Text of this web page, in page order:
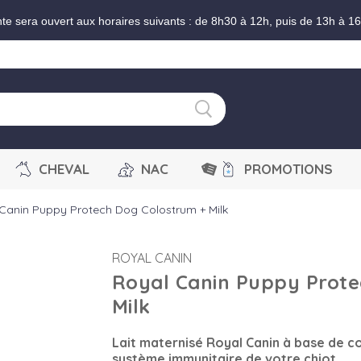
sera ouvert aux horaires suivants : de 8h30 à 12h, puis de 13h à
CHEVAL NAC PROMOTIONS
Puppy Protech Dog Colostrum + Milk
ROYAL CANIN
Royal Canin Puppy
Milk
Lait maternisé Royal Canin à base de